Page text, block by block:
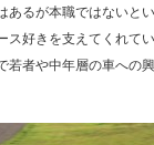
あるが本職ではないと
ス好きを支えてくれて
若者や中年層の車への